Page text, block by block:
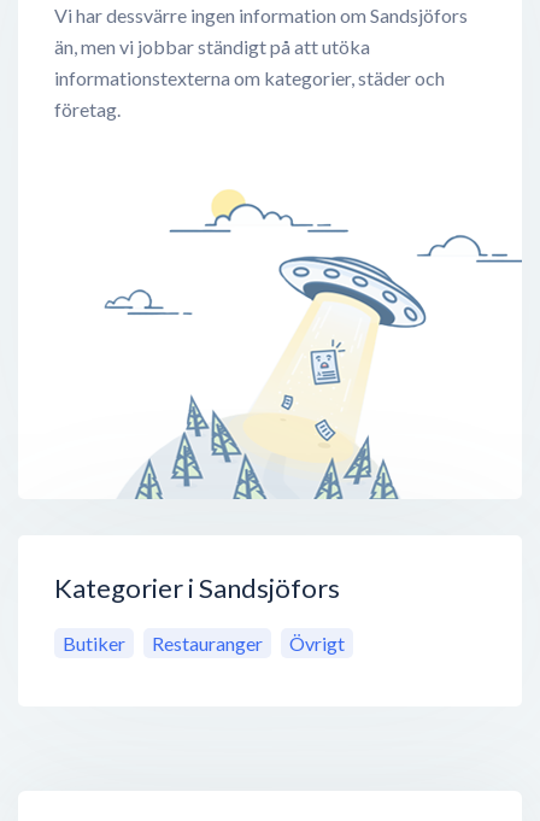
Vi har dessvärre ingen information om Sandsjöfors
än, men vi jobbar ständigt på att utöka
informationstexterna om kategorier, städer och
företag.
Kategorier i Sandsjöfors
Butiker Restauranger Övrigt